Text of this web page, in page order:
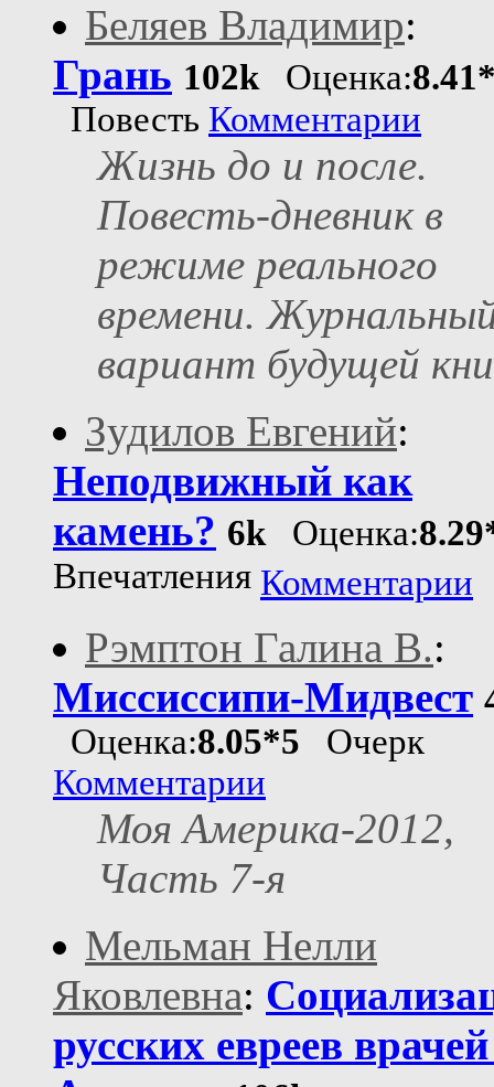
Беляев Владимир:
Грань 102kОценка:
Повесть Комментарии
Жизнь до и после.
Повесть-дневник в
режиме реального
времени.
вариант будущей
Зудилов Евгений:
Неподвижный как
камень? 6kОценка:
Впечатления Комментарии
Рэмптон Галина В.:
Миссиссипи-Мидвест
Оценка:8.05*5 Очерк
Комментарии
Моя Америка-2012,
Часть 7-я
Мельман Нелли
Яковлевна:
русских евреев